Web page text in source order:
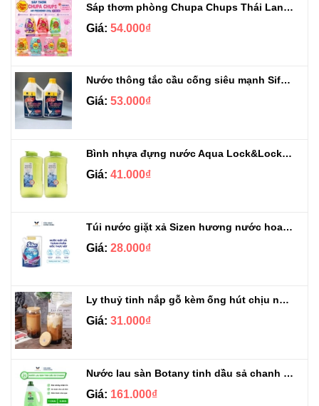
Sáp thơm phòng Chupa Chups Thái Lan 230g
Giá: 54.000₫
Nước thông tắc cầu cống siêu mạnh Sifa 1.4kg
Giá: 53.000₫
Bình nhựa đựng nước Aqua Lock&Lock 2.1L
Giá: 41.000₫
Túi nước giặt xả Sizen hương nước hoa 500 ml
Giá: 28.000₫
Ly thuỷ tinh nắp gỗ kèm ống hút chịu nhiệt 500ml
Giá: 31.000₫
Nước lau sàn Botany tinh dầu sả chanh chai 3.9kg
Giá: 161.000₫